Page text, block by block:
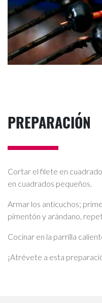
PREPARACIÓN
Cortar el filete en
en cuadrados pequeños.
Armar los anticuchos;
pimentón y arándano,
Cocinar en la parrilla
¡Atrévete a esta